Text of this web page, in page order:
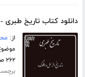
دانلود کتاب تاریخ طبری
از:
۲۶۲ صفحه